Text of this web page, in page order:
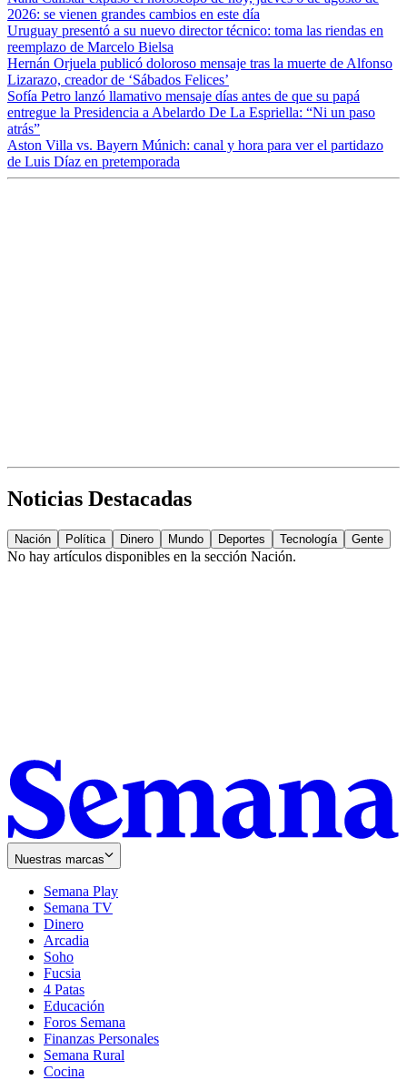
2026: se vienen grandes cambios en este día
Uruguay presentó a su nuevo director técnico: toma las riendas en
reemplazo de Marcelo Bielsa
Hernán Orjuela publicó doloroso mensaje tras la muerte de Alfonso
Lizarazo, creador de ‘Sábados Felices’
Sofía Petro lanzó llamativo mensaje días antes de que su papá
entregue la Presidencia a Abelardo De La Espriella: “Ni un paso
atrás”
Aston Villa vs. Bayern Múnich: canal y hora para ver el partidazo
de Luis Díaz en pretemporada
Noticias Destacadas
Nación Política Dinero Mundo Deportes Tecnología Gente
No hay artículos disponibles en la sección Nación.
Nuestras marcas
Semana Play
Semana TV
Dinero
Arcadia
Soho
in
new
window
Fucsia
in
new
window
4 Patas
Educación
Foros Semana
Finanzas Personales
Semana Rural
Cocina